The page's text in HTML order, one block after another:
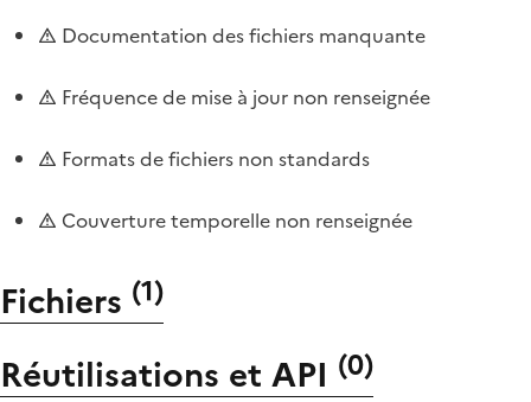
Documentation des fichiers manquante
Fréquence de mise à jour non renseignée
Formats de fichiers non standards
Couverture temporelle non renseignée
Fichiers (1)
Réutilisations et API (0)